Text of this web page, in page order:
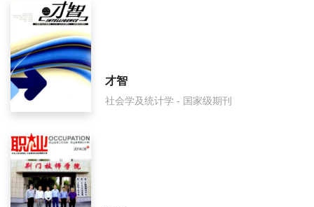
半月选读影响因子是多少？
半月选读怎么样？
半月选读面费如何收取？
半月选读是什么级别刊物？
半月选读审稿要多久？
半月选读是国家级期刊吗？
才智
社会学及统计学 - 国家级期刊